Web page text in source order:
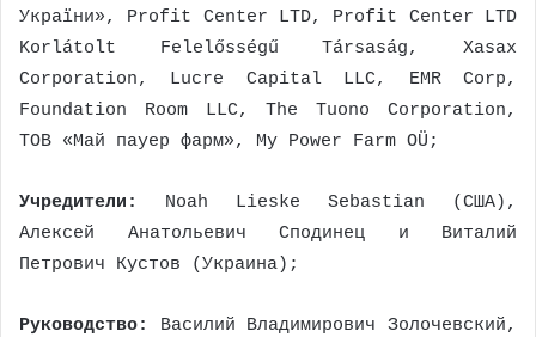
України», Profit Center LTD, Profit Center LTD
Korlátolt Felelősségű Társaság, Xasax
Corporation, Lucre Capital LLC, EMR Corp,
Foundation Room LLC, The Tuono Corporation,
ТОВ «Май пауер фарм», My Power Farm OÜ;
Учредители:
Noah Lieske Sebastian (США),
Алексей Анатольевич Сподинец и Виталий
Петрович Кустов (Украина);
Руководство:
Василий Владимирович Золочевский,